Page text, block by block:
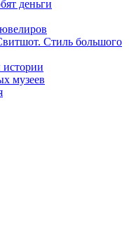
деньги
Стиль большого
музеев